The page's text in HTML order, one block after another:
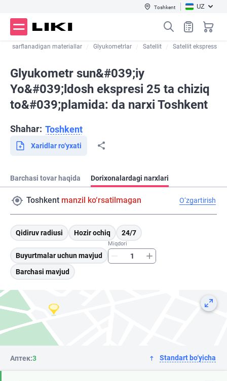
Toshkent UZ
sarflanadigan materiallar Glyukometrlar Satellit Satellit ekspress
Glyukometr sun&#039;iy
Yo&#039;ldosh ekspresi 25 ta chiziq
to&#039;plamida: da narxi Toshkent
Shahar: Toshkent
Xaridlar ro‘yxati
Barchasi tovar haqida Dorixonalardagi narxlari
Toshkent manzil ko‘rsatilmagan O‘zgartirish
Qidiruv radiusi Hozir ochiq 24/7
Buyurtmalar uchun mavjud
Miqdori
Barchasi mavjud
Аптек:3 Standart bo‘yicha